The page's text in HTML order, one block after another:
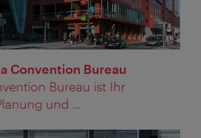
Convention Bureau
Bureau ist Ihr
und ...